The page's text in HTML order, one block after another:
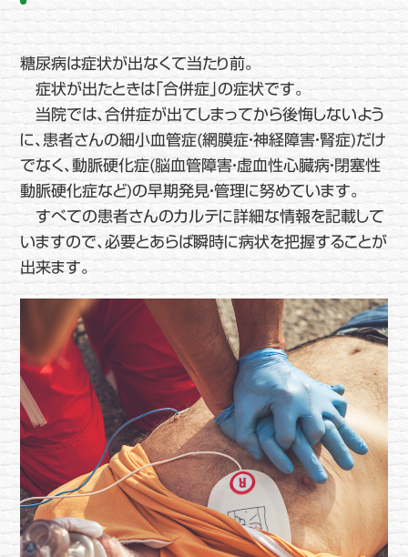
糖尿病は症状が出なくて当たり前。
症状が出たときは「合併症」の症状です。
当院では、合併症が出てしまってから後悔しないよう
に、患者さんの細小血管症(網膜症・神経障害・腎症)だけ
でなく、動脈硬化症(脳血管障害・虚血性心臓病・閉塞性
動脈硬化症など)の早期発見・管理に努めています。
すべての患者さんのカルテに詳細な情報を記載して
いますので、必要とあらば瞬時に病状を把握することが
出来ます。